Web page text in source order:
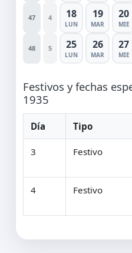
47 4 18
LUN
19
MAR
20
MIE
48 5 25
LUN
26
MAR
27
MIE
Festivos y fechas
1935
Día Tipo
3 Festivo
4 Festivo